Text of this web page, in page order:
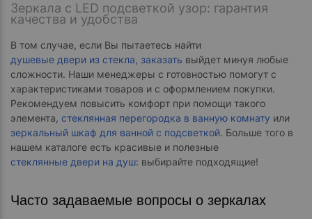
Зеркала с LED подсветкой узор: гарантия
качества и удобства
В том случае, если Вы пытаетесь найти
душевые двери из стекла, заказать выйдет минуя любые
сложности. Наши менеджеры с готовностью помогут с
характеристиками товаров и с оформлением покупки.
Рекомендуем повысить комфорт при помощи такого
элемента, стеклянная перегородка в ванную комнату или
зеркальный шкаф для ванной с подсветкой. Больше того в
нашем каталоге есть красивые и полезные
стеклянные двери на душ: выбирайте подходящие!
Часто задаваемые вопросы о зеркалах